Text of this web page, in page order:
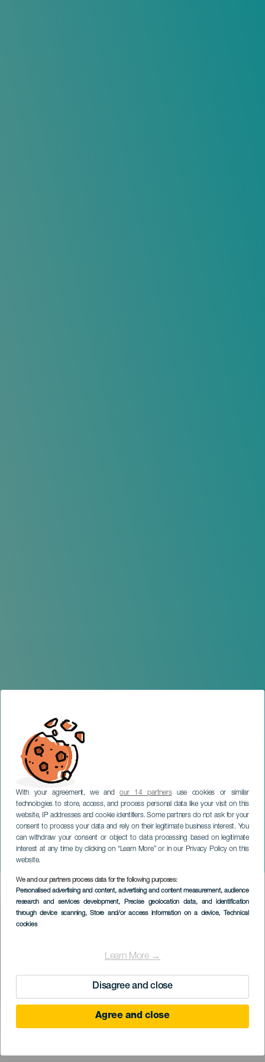
With your agreement, we andour 14 partnersuse cookies or similar
technologies to store, access, and process personal data like your visit on this
website, IP addresses and cookie identifiers. Some partners do not ask for your
consent to process your data and rely on their legitimate business interest. You
can withdraw your consent or object to data processing based on legitimate
interest at any time by clicking on “Learn More” or in our Privacy Policy on this
website.
We and our partners process data for the following purposes:
Personalised advertising and content, advertising and content measurement, audience
research and services development, Precise geolocation data, and identification
through device scanning, Store and/or access information on a device, Technical
cookies
Learn More →
Disagree and close
Agree and close
Dia da Vizinhança
TENERIFE
Imagen
Listado